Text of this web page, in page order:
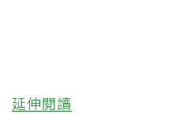
延伸閱讀